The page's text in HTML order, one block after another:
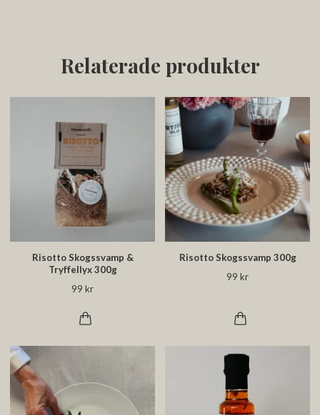
Relaterade produkter
Risotto Skogssvamp &
Tryffellyx 300g
99 kr
Risotto Skogssvamp 300g
99 kr